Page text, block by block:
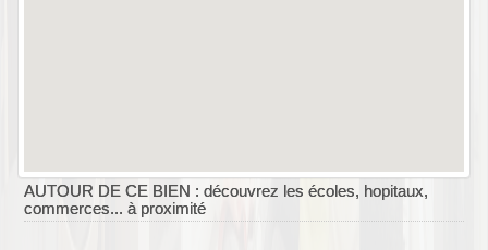
AUTOUR DE CE BIEN : découvrez les écoles, hopitaux,
commerces... à proximité